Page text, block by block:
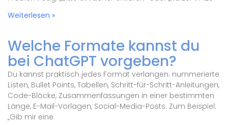
Weiterlesen »
Welche Formate kannst du
bei ChatGPT vorgeben?
Du kannst praktisch jedes Format verlangen: nummerierte
Listen, Bullet Points, Tabellen, Schritt-für-Schritt-Anleitungen,
Code-Blöcke, Zusammenfassungen in einer bestimmten
Länge, E-Mail-Vorlagen, Social-Media-Posts. Zum Beispiel:
„Gib mir eine